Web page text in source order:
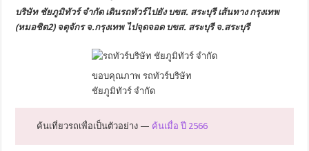
บริษัท ชัยภูมิทัวร์ จำกัด เดินรถทัวร์ไปยัง บขส. สระบุรีเส้นทาง กรุงเทพ
(หมอชิต2) จตุจักร จ.กรุงเทพ ไปจุดจอด บขส. สระบุรี จ.สระบุรี
ขอบคุณภาพ รถทัวร์บริษัท
ชัยภูมิทัวร์ จำกัด
ค้นเที่ยวรถเพื่อเป็นตัวอย่าง — ค้นเมื่อ ปี 2566